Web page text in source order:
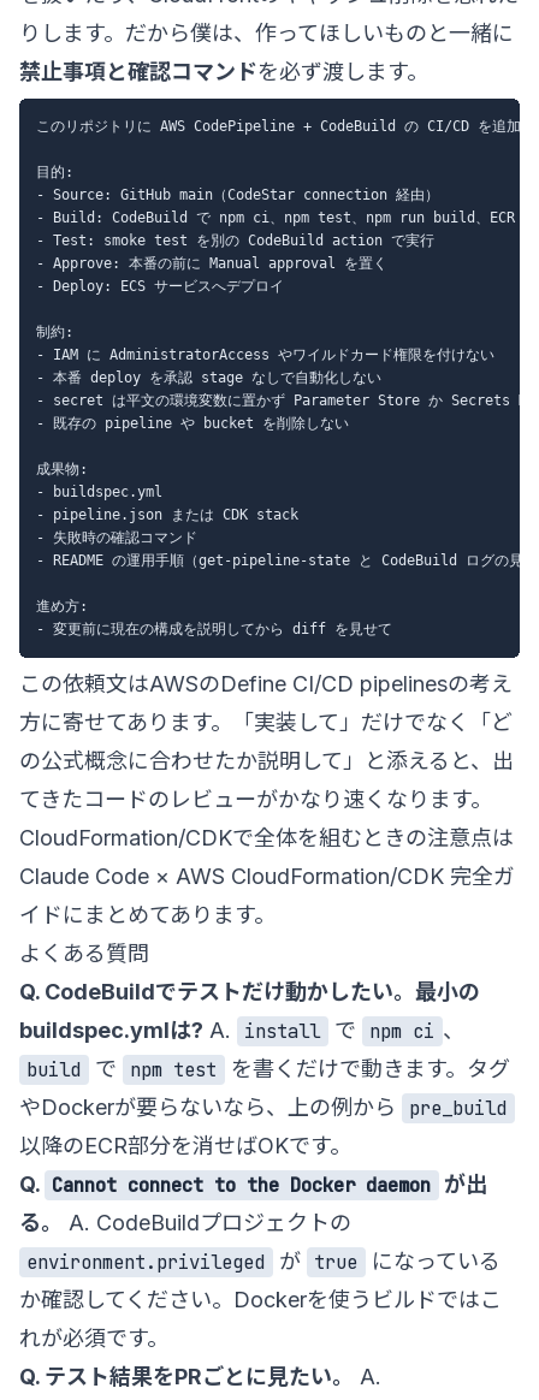
りします。だから僕は、作ってほしいものと一緒に
禁止事項と確認コマンドを必ず渡します。
このリポジトリに AWS CodePipeline + CodeBuild の CI/CD を追加し
目的:
- Source: GitHub main（CodeStar connection 経由）
- Build: CodeBuild で npm ci、npm test、npm run build、ECR へ
- Test: smoke test を別の CodeBuild action で実行
- Approve: 本番の前に Manual approval を置く
- Deploy: ECS サービスへデプロイ
制約:
- IAM に AdministratorAccess やワイルドカード権限を付けない
- 本番 deploy を承認 stage なしで自動化しない
- secret は平文の環境変数に置かず Parameter Store か Secrets
- 既存の pipeline や bucket を削除しない
成果物:
- buildspec.yml
- pipeline.json または CDK stack
- 失敗時の確認コマンド
- README の運用手順（get-pipeline-state と CodeBuild ログの見方
進め方:
この依頼文はAWSのDefine CI/CD pipelinesの考え
方に寄せてあります。「実装して」だけでなく「ど
の公式概念に合わせたか説明して」と添えると、出
てきたコードのレビューがかなり速くなります。
CloudFormation/CDKで全体を組むときの注意点は
Claude Code × AWS CloudFormation/CDK 完全ガ
イドにまとめてあります。
よくある質問
Q. CodeBuildでテストだけ動かしたい。最小の
buildspec.ymlは? A. install で npm ci 、
build
で npm test
を書くだけで動きます。タグ
やDockerが要らないなら、上の例から
pre_build
以降のECR部分を消せばOKです。
Q. Cannot connect to the Docker daemon が出
る。
A. CodeBuildプロジェクトの
environment.privileged
が true
になっている
か確認してください。Dockerを使うビルドではこ
れが必須です。
Q. テスト結果をPRごとに見たい。
A.